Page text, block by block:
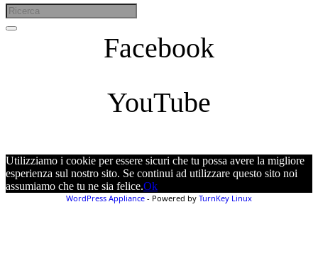
Facebook
YouTube
Utilizziamo i cookie per essere sicuri che tu possa avere la migliore
esperienza sul nostro sito. Se continui ad utilizzare questo sito noi
assumiamo che tu ne sia felice.Ok
WordPress Appliance - Powered by TurnKey Linux